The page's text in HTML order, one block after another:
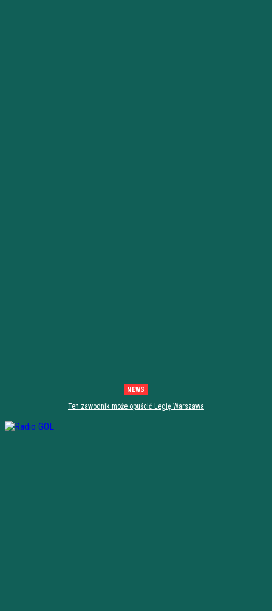
NEWS
Ten zawodnik może opuścić Legię Warszawa